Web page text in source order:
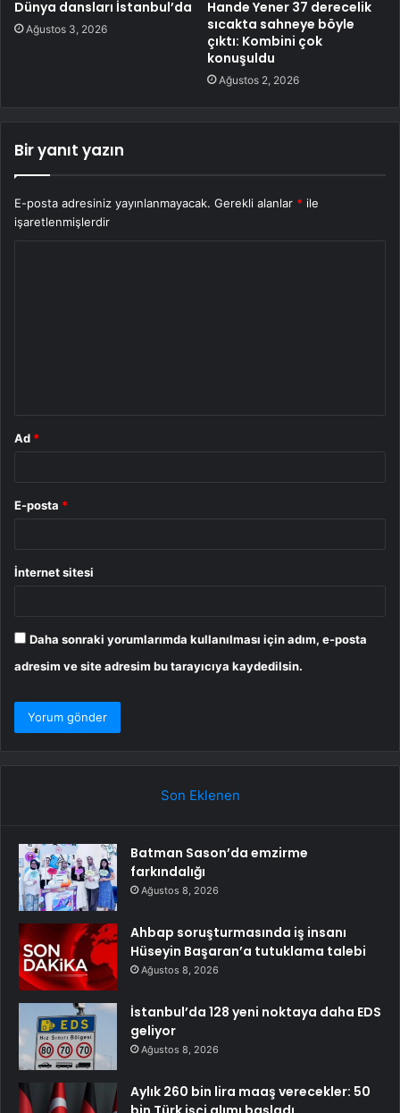
Dünya dansları İstanbul’da
Ağustos 3, 2026
Hande Yener 37 derecelik
sıcakta sahneye böyle
çıktı: Kombini çok
konuşuldu
Ağustos 2, 2026
Bir yanıt yazın
E-posta adresiniz yayınlanmayacak. Gerekli alanlar * ile
işaretlenmişlerdir
Ad *
E-posta *
İnternet sitesi
Daha sonraki yorumlarımda kullanılması için adım, e-posta
adresim ve site adresim bu tarayıcıya kaydedilsin.
Son Eklenen
Batman Sason’da emzirme
farkındalığı
Ağustos 8, 2026
Ahbap soruşturmasında iş insanı
Hüseyin Başaran’a tutuklama talebi
Ağustos 8, 2026
İstanbul’da 128 yeni noktaya daha EDS
geliyor
Ağustos 8, 2026
Aylık 260 bin lira maaş verecekler: 50